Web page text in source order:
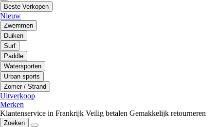
Beste Verkopen
Nieuw
Zwemmen
Duiken
Surf
Paddle
Watersporten
Urban sports
Zomer / Strand
Uitverkoop
Merken
Klantenservice in Frankrijk Veilig betalen Gemakkelijk retourneren
Zoeken